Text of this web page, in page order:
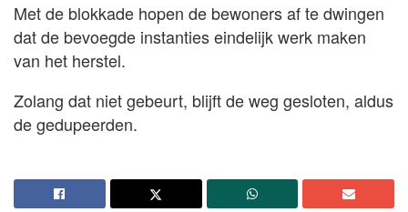
Met de blokkade hopen de bewoners af te dwingen
dat de bevoegde instanties eindelijk werk maken
van het herstel.
Zolang dat niet gebeurt, blijft de weg gesloten, aldus
de gedupeerden.